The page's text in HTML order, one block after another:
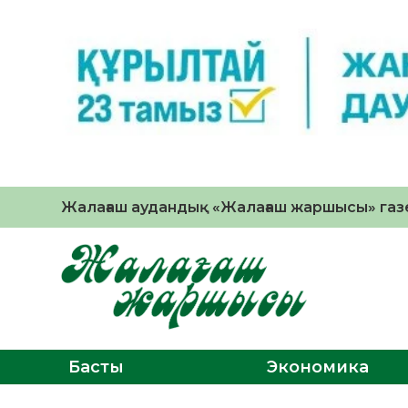
Жалағаш аудандық «Жалағаш жаршысы»
Басты Экономика